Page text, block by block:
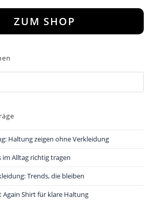
ZUM SHOP
Haltung zeigen ohne Verkleidung
im Alltag richtig tragen
Trends, die bleiben
Again Shirt für klare Haltung